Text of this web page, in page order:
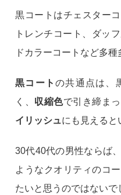
黒コートはチェスター
トレンチコート、ダッ
ドカラーコートなど多種
黒コートの共通点は、
く、 収縮色で引き締ま
イリッシュにも見えると
30代40代の男性ならば
ようなクオリティのコ
たいと思うのではないで